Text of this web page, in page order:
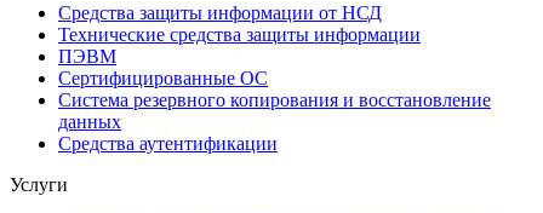
Средства защиты информации от НСД
Технические средства защиты информации
ПЭВМ
Сертифицированные ОС
Система резервного копирования и восстановление
данных
Средства аутентификации
Услуги